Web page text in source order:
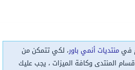
فيمنتديات أنمي باور، لكي تتمكن من
المنتدى وكافة الميزات ، يجب عليك